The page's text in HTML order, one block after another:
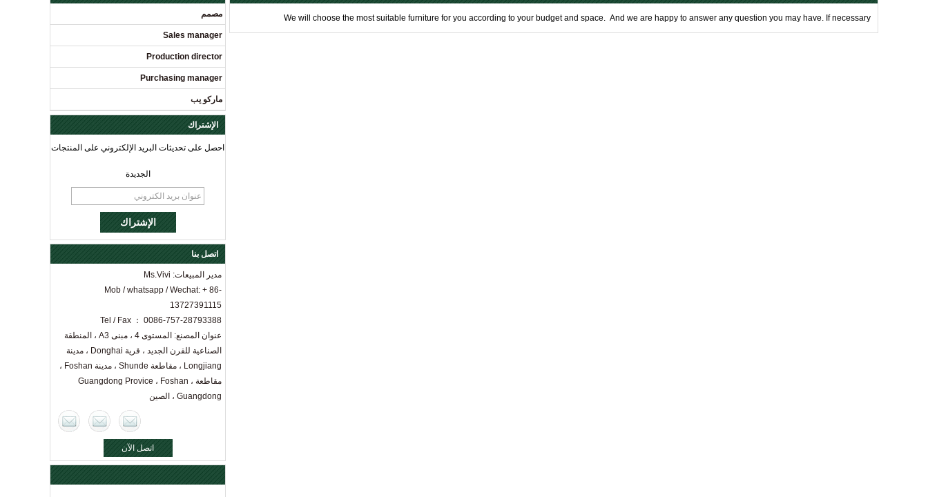
مصمم
Sales manager
Production director
Purchasing manager
ماركو يب
الإشتراك
احصل على تحديثات البريد الإلكتروني على المنتجات
الجديدة
اتصل بنا
مدير المبيعات: Ms.Vivi
Mob / whatsapp / Wechat: + 86-
13727391115
Tel / Fax ： 0086-757-28793388
عنوان المصنع: المستوى 4 ، مبنى A3 ، المنطقة
الصناعية للقرن الجديد ، قرية Donghai ، مدينة
Longjiang ، مقاطعة Shunde ، مدينة Foshan ،
مقاطعة Guangdong Provice ، Foshan ،
Guangdong ، الصين
اتصل الآن
We will choose the most suitable furniture for you according to your budget and space. And we are happy to answer any question you may have. If necessary